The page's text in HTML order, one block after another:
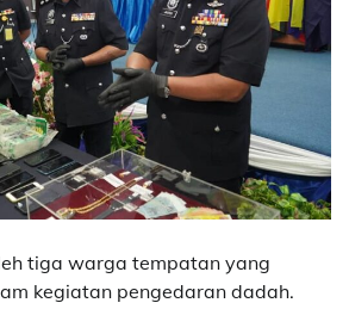
tiga warga tempatan yang
kegiatan pengedaran dadah.